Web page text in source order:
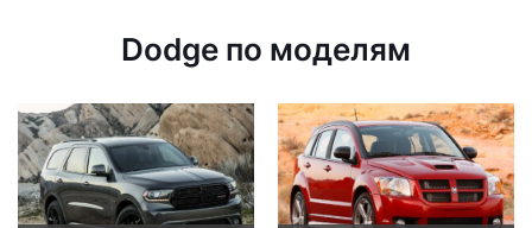
Dodge по моделям